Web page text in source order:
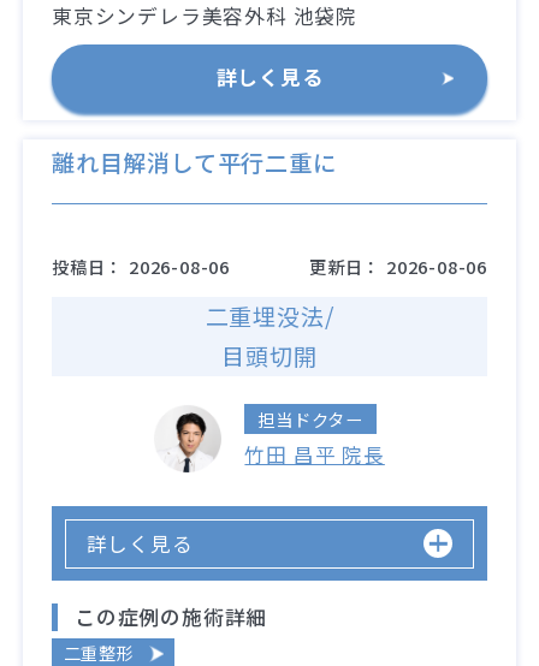
東京シンデレラ美容外科 池袋院
詳しく見る
離れ目解消して平行二重に
投稿日： 2026-08-06 更新日： 2026-08-06
二重埋没法/
目頭切開
担当ドクター
竹田 昌平 院長
詳しく見る
この症例の施術詳細
二重整形